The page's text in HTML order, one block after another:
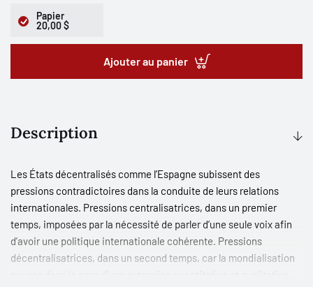
Papier
20,00 $
Ajouter au panier
Description
Les États décentralisés comme l’Espagne subissent des
pressions contradictoires dans la conduite de leurs relations
internationales. Pressions centralisatrices, dans un premier
temps, imposées par la nécessité de parler d’une seule voix afin
d’avoir une politique internationale cohérente. Pressions
décentralisatrices, dans un second temps, car la mondialisation